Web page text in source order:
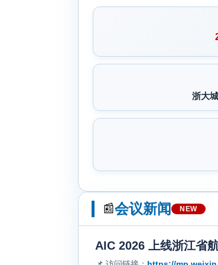
浙大
📰会议新闻 NEW
AIC 2026 上线浙江省